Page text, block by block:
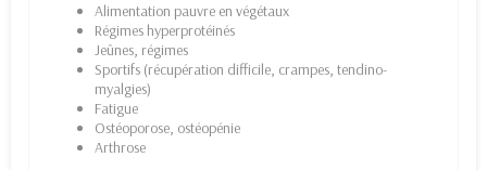
Alimentation pauvre en végétaux
Régimes hyperprotéinés
Jeûnes, régimes
Sportifs (récupération difficile, crampes, tendino-
myalgies)
Fatigue
Ostéoporose, ostéopénie
Arthrose